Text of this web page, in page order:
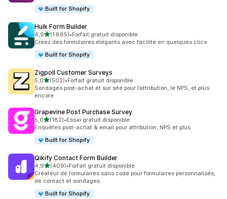
Built for Shopify
Hulk Form Builder
4,9étoile(s) sur 5
(1 885)
1885 avis au total
•Forfait gratuit disponible
Créez des formulaires élégants avec facilité en quelques clics
Built for Shopify
Zigpoll Customer Surveys
5,0étoile(s) sur 5
(502)
502 avis au total
•Forfait gratuit disponible
Sondages post-achat et sur site pour l’attribution, le NPS, et plus
encore
Grapevine Post Purchase Survey
5,0étoile(s) sur 5
(182)
182 avis au total
•Essai gratuit disponible
Enquêtes post-achat & email pour attribution, NPS et plus
Built for Shopify
Qikify Contact Form Builder
4,9étoile(s) sur 5
(409)
409 avis au total
•Forfait gratuit disponible
Créateur de formulaires sans code pour formulaires personnalisés,
de contact et sondages
Built for Shopify